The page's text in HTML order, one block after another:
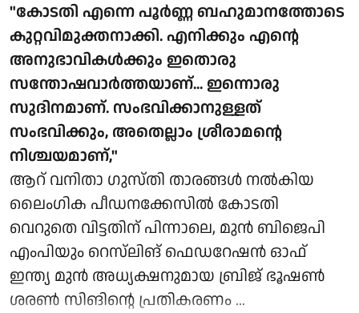
"കോടതി എന്നെ പൂർണ്ണ ബഹുമാനത്തോടെ
കുറ്റവിമുക്തനാക്കി. എനിക്കും എന്റെ
അനുഭാവികൾക്കും ഇതൊരു
സന്തോഷവാർത്തയാണ്... ഇന്നൊരു
സുദിനമാണ്. സംഭവിക്കാനുള്ളത്
സംഭവിക്കും, അതെല്ലാം ശ്രീരാമന്റെ
നിശ്ചയമാണ്,"
ആറ് വനിതാ ഗുസ്തി താരങ്ങൾ നൽകിയ
ലൈംഗിക പീഡനക്കേസിൽ കോടതി
വെറുതെ വിട്ടതിന് പിന്നാലെ, മുൻ ബിജെപി
എംപിയും റെസ്‌ലിങ് ഫെഡറേഷൻ ഓഫ്
ഇന്ത്യ മുൻ അധ്യക്ഷനുമായ ബ്രിജ് ഭൂഷൺ
ശരൺ സിങിന്റെ പ്രതികരണം ...